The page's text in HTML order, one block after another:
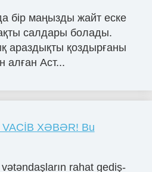
бір маңызды жайт еске
салдары болады.
араздықты қоздырғаны
алған Аст...
VACİB XƏBƏR! Bu
rahat gediş-